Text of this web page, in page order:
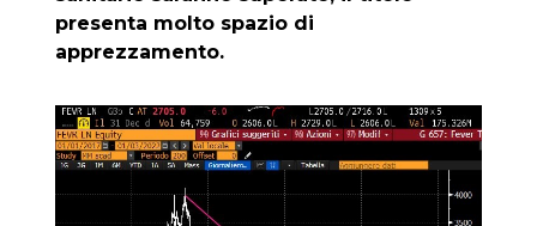
presenta molto spazio di
apprezzamento.